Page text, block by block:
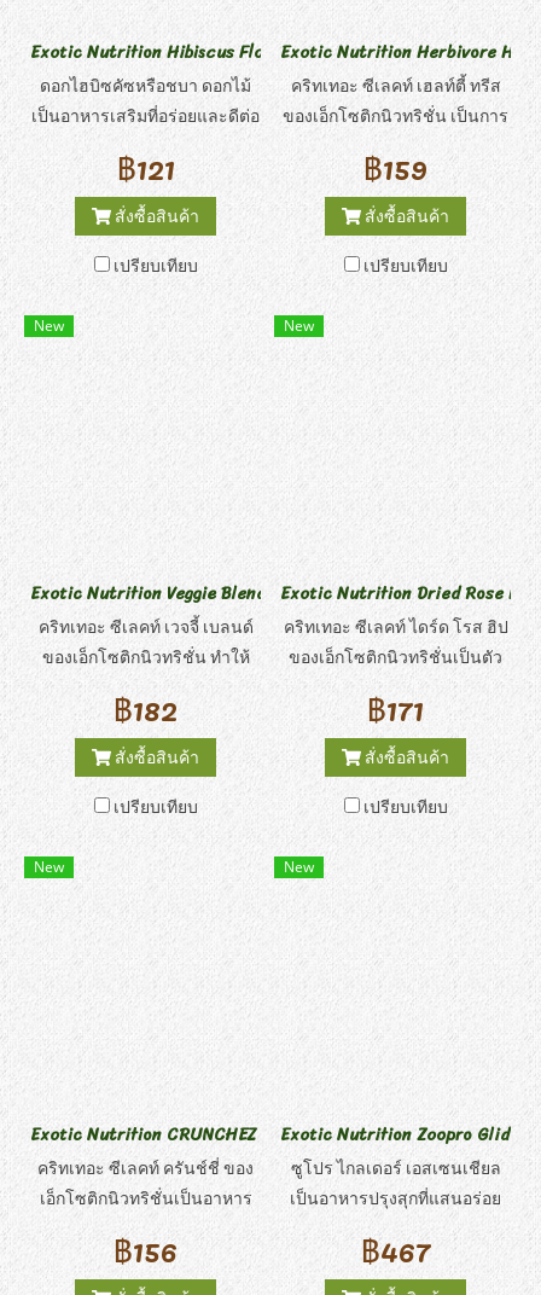
Exotic Nutrition Hibiscus Flower Treat ไฮบีซคัซ ฟลาวเวอร์ ทรีส
ดอกไฮบิซคัซหรือชบา ดอกไม้
เป็นอาหารเสริมที่อร่อยและดีต่อ
สุขภาพ เพราะมันให้พลังงานต่ำ
แต่มีเยื่อใยอาหารมากมาย ซึ่ง
ทำให้ เป็นอาหารที่เหมาะ
สำหรับสัตว์เลี้ยงของคุณ ดอกไม้
แห้งเป็นอาหารโปรดของสัตว์
กินพืช เช่น เดกู แพรรี่ด็อก ชินชิ
ลล่า กระรอก กระต่าย หนูตะเภา
และสัตว์กินพืชอื่น ๆ สัตว์เหล่านี้
กินหญ้า ดอกไม้ เมล็ดพืช เปลือก
฿121
สั่งซื้อสินค้า
เปรียบเทียบ
Exotic Nutrition Herbivore
คริทเทอะ ซีเลคท์ เฮลท์ตี้ ทรีส
ของเอ็กโซติกนิวทริชั่น เป็นการ
ผสมผสานที่ลงตัวของรสชาติ
ธรรมชาติและส่วนผสมสำหรับ
การบำรุง! ส่วนผสมที่มีคุณค่า
ทางโภชนาการของมันฝรั่ง
หวาน, แครอท, ถั่วลันเตา, ข้าว
โอ๊ต และกลีบกุหลาบนี้จะกลาย
เป็นขนมขบเคี้ยวที่สัตว์เลี้ยง
โปรดปรานอย่างรวดเร็ว เหมาะ
สำหรับชินชิลล่า กระต่าย หนู
ตะเภา แพรรี่ด็อก เดกู และสัตว์
กินพืชขนาดเล็กอื่น ๆ แหล่งเยื่อ
ใยอาหารที่ดีสำหรับระบบย่อย
อาหารของสัตว์เลี้ยง
฿159
สั่งซื้อสินค้า
เปรียบเทียบ
New
Exotic Nutrition Veggie Blend
คริทเทอะ ซีเลคท์ เวจจี้ เบลนด์
ของเอ็กโซติกนิวทริชั่น ทำให้
การกินง่ายขึ้นด้วยการเพิ่มความ
หลากหลายให้กับอาหารสัตว์
เลี้ยงของคุณ! ส่วนผสมที่มี
คุณค่าทางโภชนาการของถั่ว
ลันเตาสีเขียวและสีเหลือง
แครอท และมันเทศสามารถโรย
บนอาหาหลักหรือวางไว้ในของ
กำลังกายและกระตุ้นการกระตุ้
นทางจิตใจ สัตว์เลี้ยงชอบ
รสชาติที่เป็นธรรมชาติของเวจ
จี้ เบลนด์! เฮอร์บิวอร์ ทรีส
เป็นการผสมผสานที่ลงตัวของ
รสชาติธรรมชาติและส่วนผสม
฿182
สั่งซื้อสินค้า
เปรียบเทียบ
New
Exotic Nutrition Dried Rose Hips
คริทเทอะ ซีเลคท์ ไดร์ด โรส ฮิป
ของเอ็กโซติกนิวทริชั่นเป็นตัว
เลือกที่ง่ายสำหรับเจ้าของสัตว์
ขนาดเล็กที่ต้องการดูแลสัตว์
เลี้ยงด้วยอาหารว่างที่ดีต่อ
สุขภาพ! ขนมขบเคี้ยวนี้เป็น
แหล่งที่ดีของเยื่อใยอาหารและ
กรดแอสคอร์บิก (ที่มาของ
วิตามินซี) เหมาะสำหรับชินชิล
ล่า กระรอก เดกู แพรรี่ด็อก ชู
การ์ไกลเดอร์ และสัตว์ขนาด
เล็กอื่น ๆ
฿171
สั่งซื้อสินค้า
เปรียบเทียบ
New
Exotic Nutrition CRUNCHEZ Berry Blend ครันช์ชี่ เบอร์รี่
คริทเทอะ ซีเลคท์ ครันช์ชี่ ของ
เอ็กโซติกนิวทริชั่นเป็นอาหาร
ว่างรสเบอร์รี่ที่น่ารับประทาน
เหมาะสำหรับสัตว์เลี้ยงขนาด
เล็ก ใช้เวลาไม่นานที่ผลไม้อัด
฿156
New
Exotic Nutrition Zoopro Glider
ซูโปร ไกลเดอร์ เอสเซนเชียล
เป็นอาหารปรุงสุกที่แสนอร่อย
โดยประกอบด้วยไข่ทั้งฟองและ
เนื้อไก่ ที่อุดมด้วยสารอาหาร
วิตามิน และแร่ธาตุที่เหมาะสม
฿467